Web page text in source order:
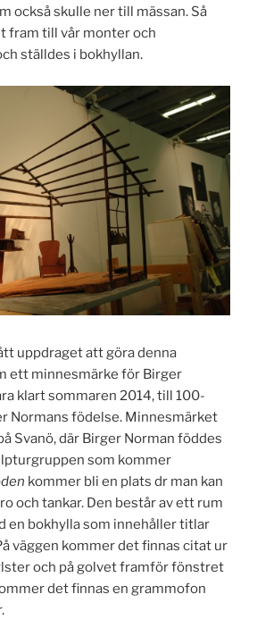
också skulle ner till mässan. Så
fram till vår monter och
ställdes i bokhyllan.
uppdraget att göra denna
ett minnesmärke för Birger
klart sommaren 2014, till 100-
Normans födelse. Minnesmärket
Svanö, där Birger Norman föddes
som kommer
kommer bli en plats dr man kan
och tankar. Den består av ett rum
en bokhylla som innehåller titlar
väggen kommer det finnas citat ur
och på golvet framför fönstret
det finnas en grammofon